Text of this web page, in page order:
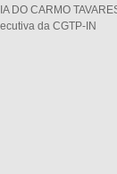
DO CARMO
da CGTP-IN